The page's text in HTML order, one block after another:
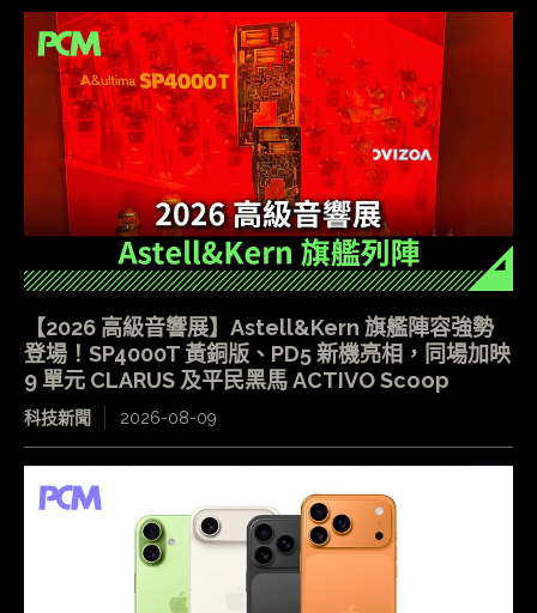
【2026 高級音響展】Astell&Kern 旗艦陣容強勢
登場！SP4000T 黃銅版、PD5 新機亮相，同場加映
9 單元 CLARUS 及平民黑馬 ACTIVO Scoop
科技新聞 2026-08-09